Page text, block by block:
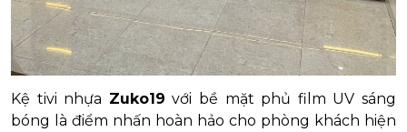
Kệ tivi nhựa Zuko19 với bề mặt phủ film UV sáng
bóng là điểm nhấn hoàn hảo cho phòng khách hiện